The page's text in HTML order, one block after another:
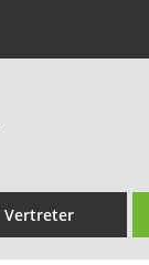
Vertreter